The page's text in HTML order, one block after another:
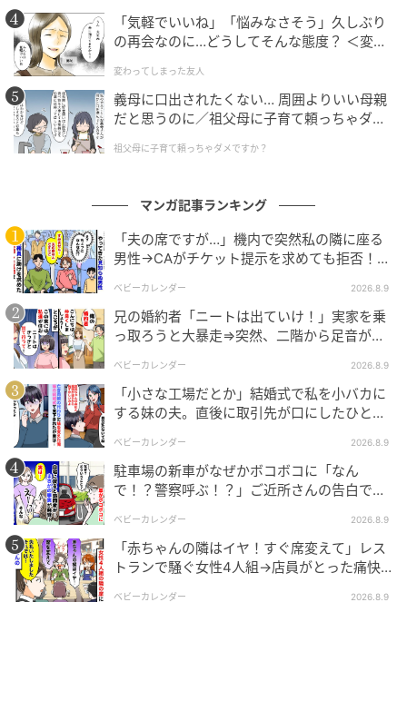
赤松かおりさん「読んだ人が少しほっとできるよう
な、やさしい気持ちになれる漫画をこれからも描いて
いきたいと思っています」
オトナンサー編集部
【漫画】70代母、本物なのに「AIの動画じゃ
ないの？」一方、父は… 対照的な反応に
「お母さん、さすがです」
の記事をもっとみる
「気軽でいいね」「悩みなさそう」久しぶり
の再会なのに…どうしてそんな態度？ ＜変わ
日には】
変わってしまった友人
義母に口出されたくない… 周囲よりいい母親
だと思うのに／祖父母に子育て頼っちゃダメ
んが】
祖父母に子育て頼っちゃダメですか？
マンガ記事ランキング
「夫の席ですが…」機内で突然私の隣に座る
男性→CAがチケット提示を求めても拒否！？
ベビーカレンダー 2026.8.9
兄の婚約者「ニートは出ていけ！」実家を乗
っ取ろうと大暴走⇒突然、二階から足音が聞
ベビーカレンダー 2026.8.9
「小さな工場だとか」結婚式で私を小バカに
する妹の夫。直後に取引先が口にしたひと言
ベビーカレンダー 2026.8.9
駐車場の新車がなぜかボコボコに「なん
で！？警察呼ぶ！？」ご近所さんの告白で知
ベビーカレンダー 2026.8.9
「赤ちゃんの隣はイヤ！すぐ席変えて」レス
トランで騒ぐ女性4人組→店員がとった痛快
ベビーカレンダー 2026.8.9